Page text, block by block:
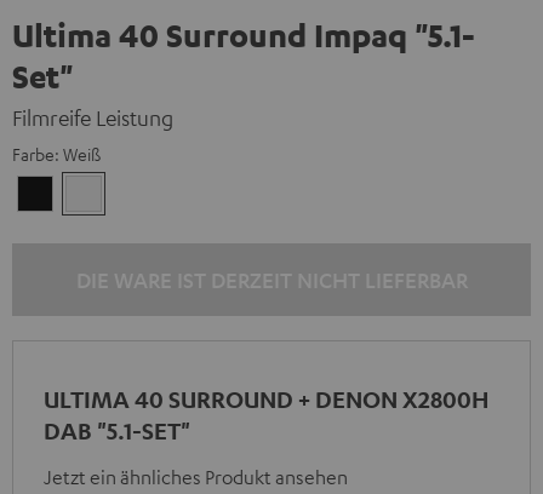
Ultima 40 Surround Impaq "5.1-
Set"
Filmreife Leistung
Farbe: Weiß
ULTIMA 40 SURROUND + DENON X2800H
DAB "5.1-SET"
Jetzt ein ähnliches Produkt ansehen